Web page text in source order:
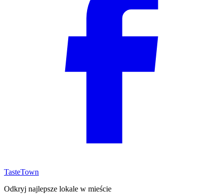
TasteTown
Odkryj najlepsze lokale w mieście